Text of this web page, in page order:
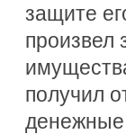
защите
произвел
получил
денежные